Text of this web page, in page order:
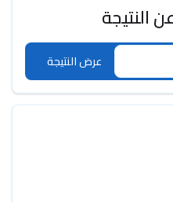
النتيجة
عرض النتيجة